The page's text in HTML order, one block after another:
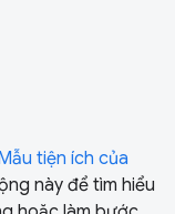
tiện ích của
này để tìm hiểu